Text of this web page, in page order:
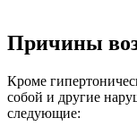
Причины
Кроме
собой и другие
следующие: